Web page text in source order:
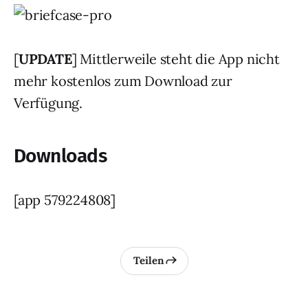
[UPDATE] Mittlerweile steht die App nicht
mehr kostenlos zum Download zur
Verfügung.
Downloads
[app 579224808]
Teilen